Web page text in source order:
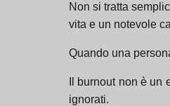
Non si tratta
vita e un notevole
Quando una
Il burnout non è
ignorati.